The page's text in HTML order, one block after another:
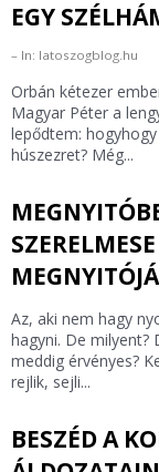
EGY
In: latoszogblog.hu
Orbán kétezer
Magyar Péter a
lepődtem:
húszezret? Még...
Az, aki nem hagy
hagyni. De milyent?
meddig érvényes?
rejlik, sejli...
BESZÉD A